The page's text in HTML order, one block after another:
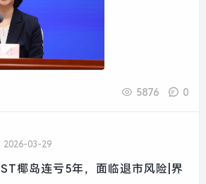
5876 0
2026-03-29
椰岛连亏5年，面临退市风险|界